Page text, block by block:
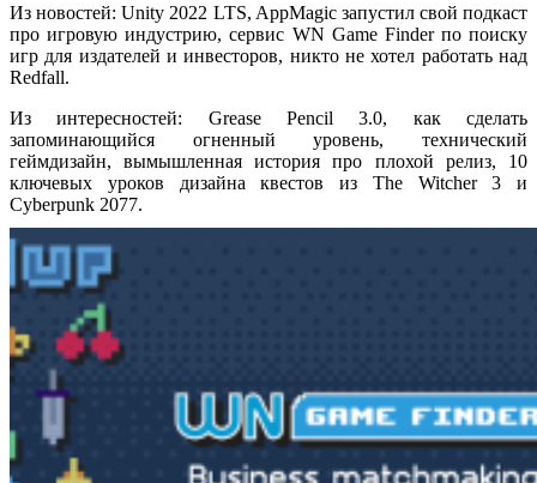
Из новостей: Unity 2022 LTS, AppMagic запустил свой подкаст
про игровую индустрию, сервис WN Game Finder по поиску
игр для издателей и инвесторов, никто не хотел работать над
Redfall.
Из интересностей: Grease Pencil 3.0, как сделать
запоминающийся огненный уровень, технический
геймдизайн, вымышленная история про плохой релиз, 10
ключевых уроков дизайна квестов из The Witcher 3 и
Cyberpunk 2077.